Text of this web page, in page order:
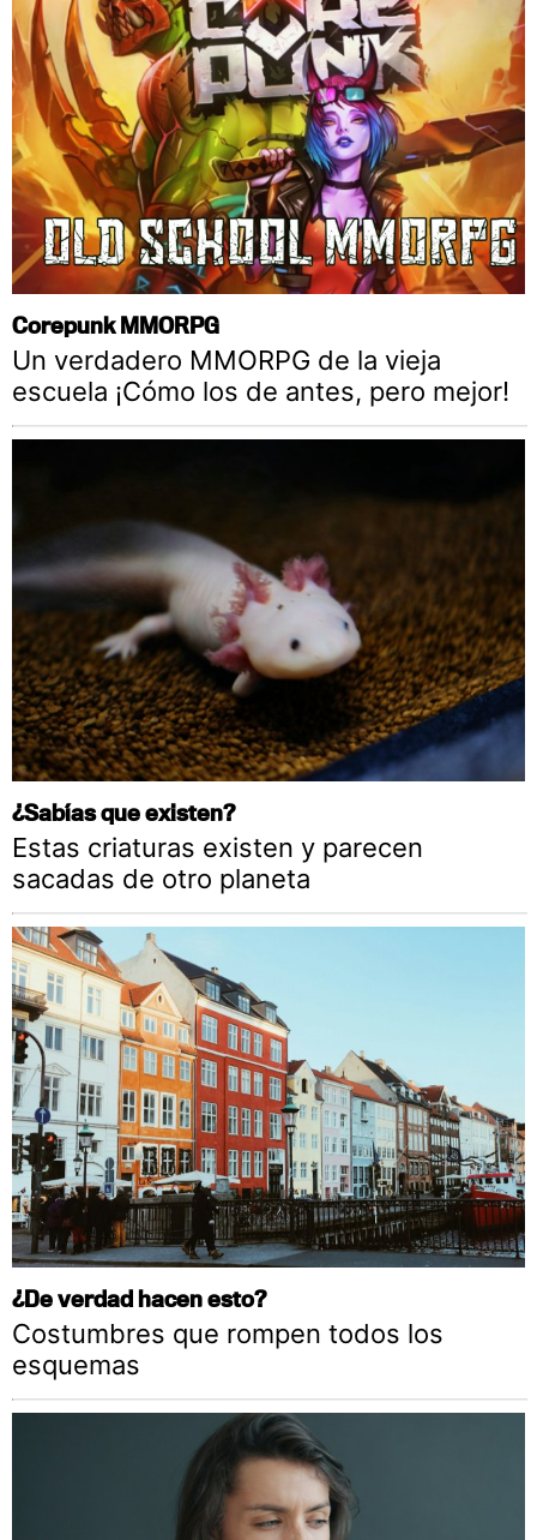
Corepunk MMORPG
Un verdadero MMORPG de la vieja
escuela ¡Cómo los de antes, pero mejor!
¿Sabías que existen?
Estas criaturas existen y parecen
sacadas de otro planeta
¿De verdad hacen esto?
Costumbres que rompen todos los
esquemas